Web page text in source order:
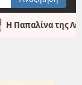
Παπαλίνα της